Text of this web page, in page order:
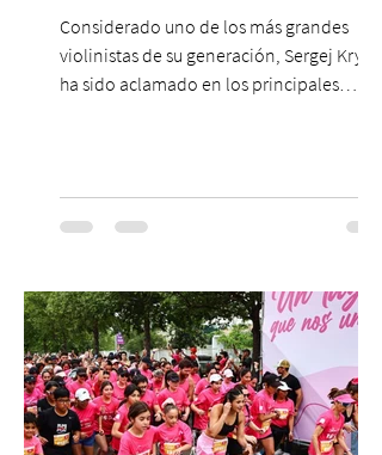
Considerado uno de los más grandes
violinistas de su generación, Sergej Krylov
ha sido aclamado en los principales
escenario del Teatro CA660 para
protagonizar una velada extraordinaria
Las Cuatro Estaciones de Antonio Vivaldi y
Las Cuatro Estaciones Porteñas de Astor
Piazzolla. Déja